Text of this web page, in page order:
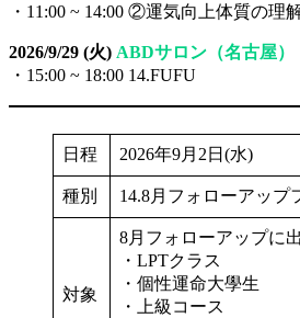
・11:00 ~ 14:00 ②運気向上体質の理
2026/9/29 (火) ABDサロン（名古屋）
・15:00 ~ 18:00 14.FUFU
日程 2026年9月2日(水)
種別 14.8月フォローアップ
対象
8月フォローアップに
・LPTクラス
・個性運命大學生
・上級コース